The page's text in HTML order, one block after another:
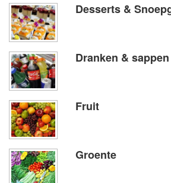
Desserts &
Dranken & sappen
Fruit
Groente